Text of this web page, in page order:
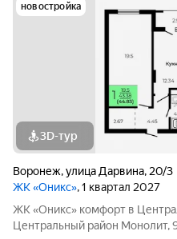
новостройка
3D-тур
Воронеж,улица Дарвина, 20/3
ЖК «Оникс», 1 квартал 2027
ЖК «Оникс» комфорт в Центральном районе ул. Дарвина
Центральный район Монолит, 9 этажей комфорт Сдача: IV кв.